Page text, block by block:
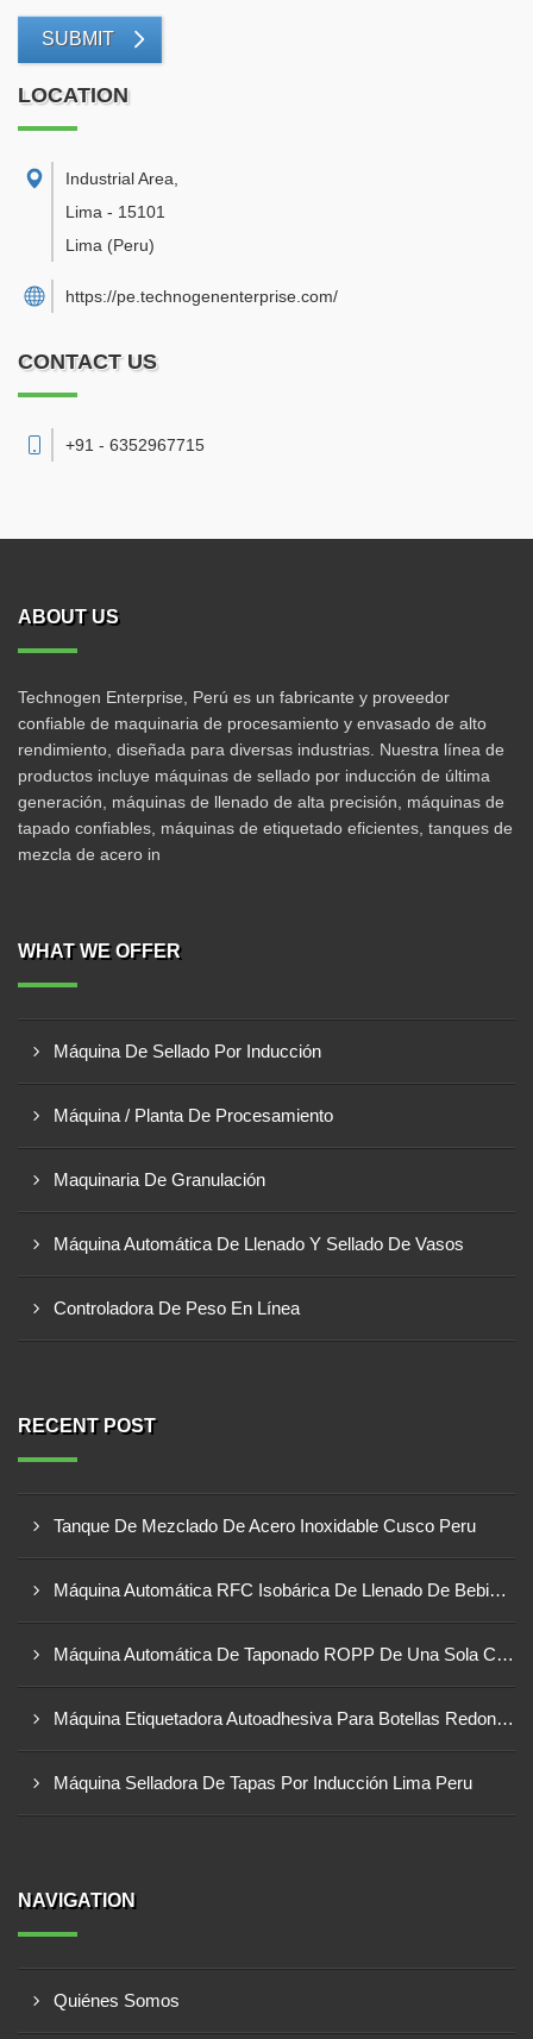
SUBMIT
LOCATION
Industrial Area
Lima - 15101
Lima (Peru)
https://pe.technogenenterprise.com/
CONTACT US
+91 - 6352967715
ABOUT US
Technogen Enterprise, Perú es un fabricante y proveedor
confiable de maquinaria de procesamiento y envasado de alto
rendimiento, diseñada para diversas industrias. Nuestra línea de
productos incluye máquinas de sellado por inducción de última
generación, máquinas de llenado de alta precisión, máquinas de
tapado confiables, máquinas de etiquetado eficientes, tanques de
mezcla de acero in
WHAT WE OFFER
Máquina De Sellado Por Inducción
Máquina / Planta De Procesamiento
Maquinaria De Granulación
Máquina Automática De Llenado Y Sellado De Vasos
Controladora De Peso En Línea
RECENT POST
Tanque De Mezclado De Acero Inoxidable Cusco Peru
Máquina Automática RFC Isobárica De Llenado De Bebidas Carbonatadas En Botellas De Vidrio Lima Peru
Máquina Automática De Taponado ROPP De Una Sola Cabeza Trujillo Peru
Máquina Etiquetadora Autoadhesiva Para Botellas Redondas Arequipa Peru
Máquina Selladora De Tapas Por Inducción Lima Peru
NAVIGATION
Quiénes Somos